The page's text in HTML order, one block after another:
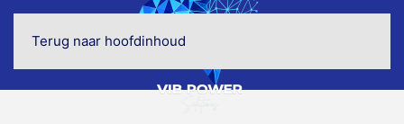
Terug naar hoofdinhoud